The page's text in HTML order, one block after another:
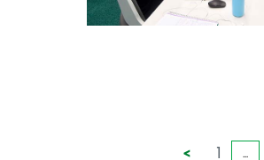
< ...